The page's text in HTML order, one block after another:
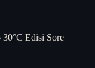
30°C Edisi Sore